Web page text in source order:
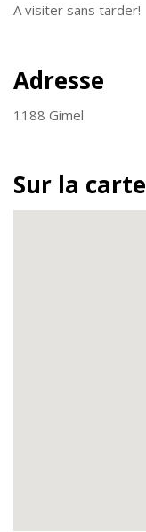
A visiter sans tarder!
Adresse
1188 Gimel
Sur la carte